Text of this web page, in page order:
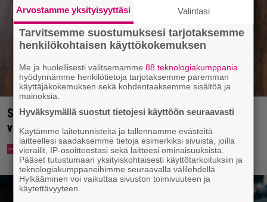
Syötkö perunoita näin? Tutkijat löysivät yhteyden
vakavaan kansansairauteen
Arvostamme yksityisyyttäsi Valintasi
Tarvitsemme suostumuksesi tarjotaksemme
henkilökohtaisen käyttökokemuksen
Me ja huolellisesti valitsemamme88 teknologiakumppania
hyödynnämme henkilötietoja tarjotaksemme paremman
käyttäjäkokemuksen sekä kohdentaaksemme sisältöä ja
mainoksia.
Hyväksymällä suostut tietojesi käyttöön seuraavasti
Käytämme laitetunnisteita ja tallennamme evästeitä
laitteellesi saadaksemme tietoja esimerkiksi sivuista, joilla
vierailit, IP-osoitteestasi sekä laitteesi ominaisuuksista.
Pääset tutustumaan yksityiskohtaisesti käyttötarkoituksiin ja
teknologiakumppaneihimme seuraavalla välilehdellä.
Hylkääminen voi vaikuttaa sivuston toimivuuteen ja
käytettävyyteen.